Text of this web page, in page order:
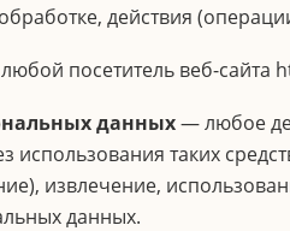
действия
посетитель веб-сайта
данных— любое
использования таких
извлечение,
данных.